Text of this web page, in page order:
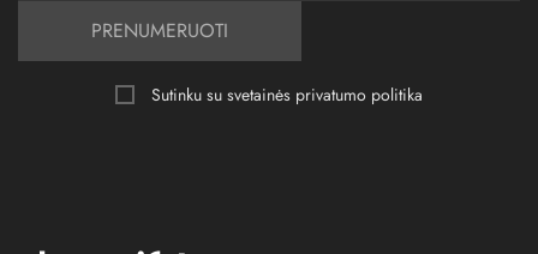
PRENUMERUOTI
Sutinku su svetainės privatumo politika